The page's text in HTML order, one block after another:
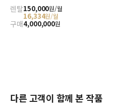
렌탈150,000원/월
16,334원/월
구매4,000,000원
다른 고객이 함께 본 작품